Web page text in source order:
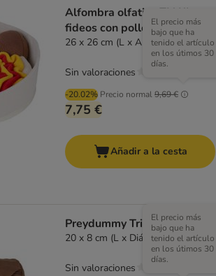
Alfombra olfativa TIAKI
fideos con pollo
26 x 26 cm (L x An)
-20.02% Precio normal9,69 €
El precio más
bajo que ha
tenido el artículo
en los útimos 30
días.
7,75 €
Sin valoraciones
Añadir a la cesta
Preydummy Trixie
20 x 8 cm (L x Diám)
El precio más
bajo que ha
tenido el artículo
en los útimos 30
días.
Sin valoraciones